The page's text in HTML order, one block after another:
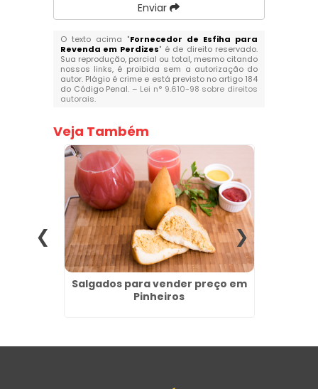
Enviar
O texto acima "Fornecedor de Esfiha para
Revenda em Perdizes" é de direito reservado.
Sua reprodução, parcial ou total, mesmo citando
nossos links, é proibida sem a autorização do
autor. Plágio é crime e está previsto no artigo 184
do Código Penal. – Lei n° 9.610-98 sobre direitos
autorais.
Veja Também
Salgados para vender preço em
Pinheiros